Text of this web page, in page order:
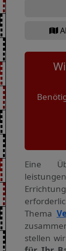
Eine
Thema
stellen